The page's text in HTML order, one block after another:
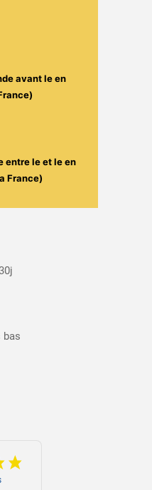
avant leen
entre leet leen
France)
bas